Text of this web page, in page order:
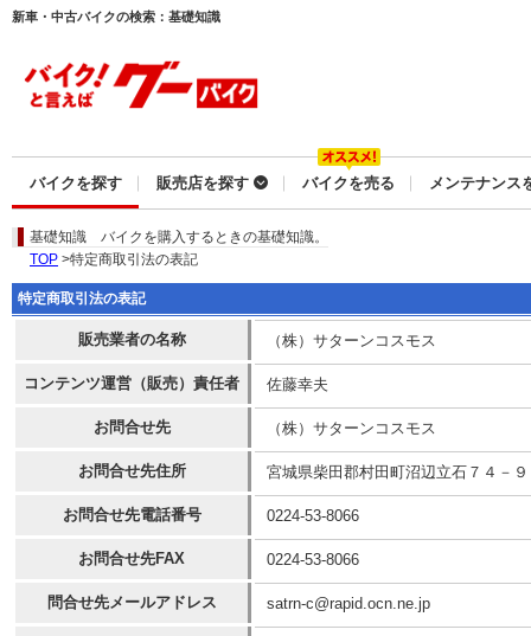
新車・中古バイクの検索：基礎知識
バイクを探す 販売店を探す バイクを売る メンテナンス
基礎知識 バイクを購入するときの基礎知識。
TOP >特定商取引法の表記
特定商取引法の表記
販売業者の名称 （株）サターンコスモス
コンテンツ運営（販売）責任者 佐藤幸夫
お問合せ先 （株）サターンコスモス
お問合せ先住所 宮城県柴田郡村田町沼辺立石７４－９
お問合せ先電話番号 0224-53-8066
お問合せ先FAX 0224-53-8066
問合せ先メールアドレス satrn-c@rapid.ocn.ne.jp